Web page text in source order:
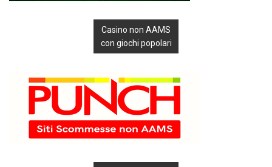
Casino non AAMS
con giochi popolari